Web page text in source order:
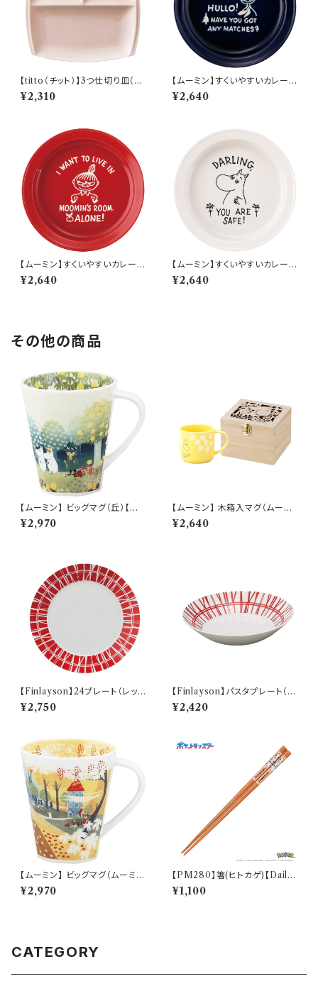
【titto（チット）】3つ仕切り皿（角
ピンク) O-P37505
¥2,310
【ムーミン】すくいやすいカレー皿
（スナフキン）【MM9000】MM
9003-320
¥2,640
【ムーミン】すくいやすいカレー皿
（リトルミィ）【MM9000】MM
9002-320
¥2,640
【ムーミン】すくいやすいカレー皿
（ムーミン）【MM9000】MM9
001-320
¥2,640
その他の商品
【ムーミン】 ビッグマグ（丘）【M
M3200】MM3201-35
¥2,970
【ムーミン】 木箱入マグ（ムーミ
ン）【MM950】
¥2,640
【Finlayson】24プレート（レッ
ド）【コロナ】
¥2,750
【Finlayson】パスタプレート（レ
ッド）【コロナ】
¥2,420
【ムーミン】 ビッグマグ（ムーミン
ハウス）【MM3200】MM3204
-35
¥2,970
【PM280】箸(ヒトカゲ)【Daily
Sketch】PM282-840
¥1,100
CATEGORY